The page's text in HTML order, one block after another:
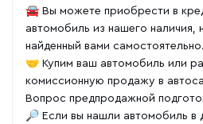
🚘 Вы можете приобрести в
автомобиль из нашего
найденный вами самостоятельно.
🤝 Купим ваш автомобиль или
комиссионную продажу в
Вопрос предпродажной
🔎 Если вы нашли автомобиль в